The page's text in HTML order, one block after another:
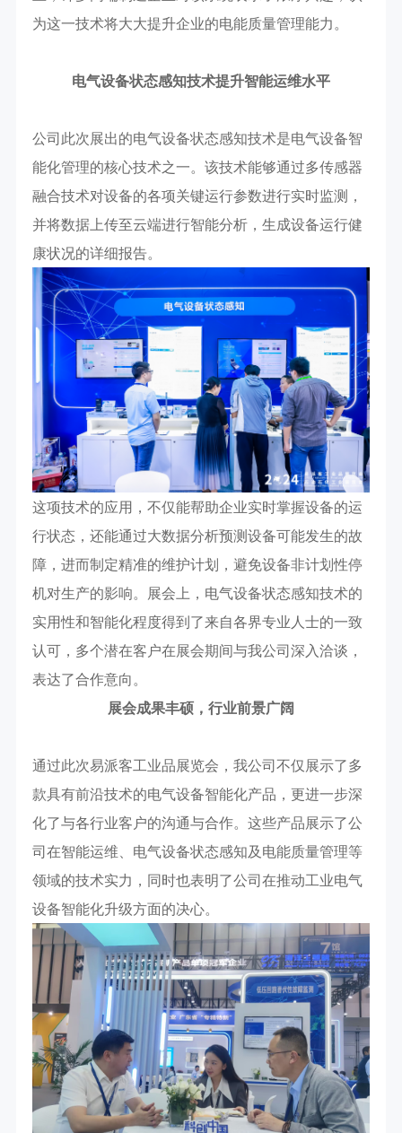
为这一技术将大大提升企业的电能质量管理能力。
电气设备状态感知技术提升智能运维水平
公司此次展出的电气设备状态感知技术是电气设备智
能化管理的核心技术之一。该技术能够通过多传感器
融合技术对设备的各项关键运行参数进行实时监测，
并将数据上传至云端进行智能分析，生成设备运行健
康状况的详细报告。
这项技术的应用，不仅能帮助企业实时掌握设备的运
行状态，还能通过大数据分析预测设备可能发生的故
障，进而制定精准的维护计划，避免设备非计划性停
机对生产的影响。展会上，电气设备状态感知技术的
实用性和智能化程度得到了来自各界专业人士的一致
认可，多个潜在客户在展会期间与我公司深入洽谈，
表达了合作意向。
展会成果丰硕，行业前景广阔
通过此次易派客工业品展览会，我公司不仅展示了多
款具有前沿技术的电气设备智能化产品，更进一步深
化了与各行业客户的沟通与合作。这些产品展示了公
司在智能运维、电气设备状态感知及电能质量管理等
领域的技术实力，同时也表明了公司在推动工业电气
设备智能化升级方面的决心。